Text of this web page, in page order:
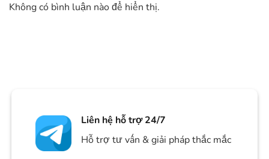
Không có bình luận nào để hiển thị.
Liên hệ hỗ trợ 24/7
Hỗ trợ tư vấn & giải pháp thắc mắc